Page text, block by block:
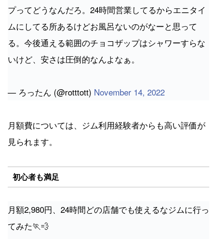
プってどうなんだろ。24時間営業してるからエニタイ
ムにしてる所あるけどお風呂ないのがなーと思って
る。今後通える範囲のチョコザップはシャワーすらな
いけど、安さは圧倒的なんよなぁ。
— ろったん (@rotttott) November 14, 2022
月額費については、ジム利用経験者からも高い評価が
見られます。
初心者も満足
月額2,980円、24時間どの店舗でも使えるなジムに行っ
てみた🏃💨